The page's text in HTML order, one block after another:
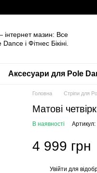
Аксесуари для Pole
Головна Cтріпи для
Матові
В наявності Артикул:
4 999 грн
Увійти для